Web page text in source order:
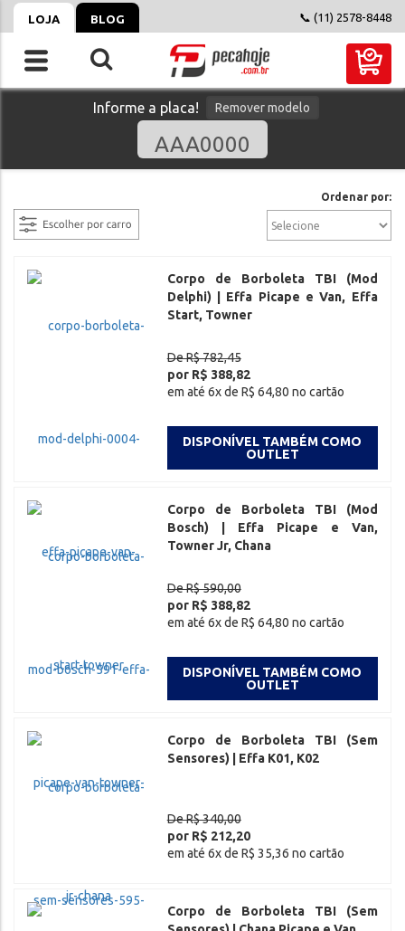
LOJA BLOG 📞 (11) 2578-8448
Informe a placa! Remover modelo
Ordenar por:
Corpo de Borboleta TBI (Mod
Delphi) | Effa Picape e Van, Effa
Start, Towner
De R$ 782,45
por R$ 388,82
em até 6x de R$ 64,80 no cartão
DISPONÍVEL TAMBÉM COMO
OUTLET
Corpo de Borboleta TBI (Mod
Bosch) | Effa Picape e Van,
Towner Jr, Chana
De R$ 590,00
por R$ 388,82
em até 6x de R$ 64,80 no cartão
DISPONÍVEL TAMBÉM COMO
OUTLET
Corpo de Borboleta TBI (Sem
Sensores) | Effa K01, K02
De R$ 340,00
por R$ 212,20
em até 6x de R$ 35,36 no cartão
Corpo de Borboleta TBI (Sem